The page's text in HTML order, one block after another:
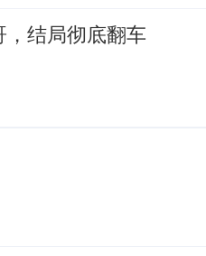
结局彻底翻车